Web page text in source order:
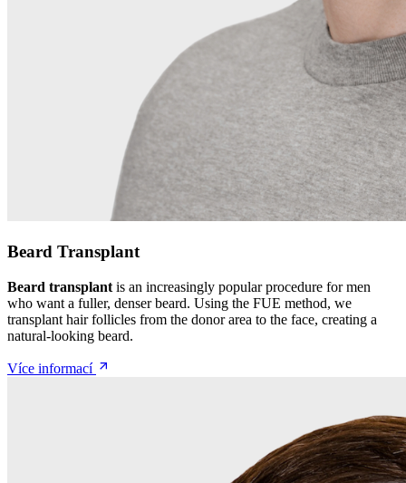
Beard Transplant
Beard transplant is an increasingly popular procedure for men
who want a fuller, denser beard. Using the FUE method, we
transplant hair follicles from the donor area to the face, creating a
natural-looking beard.
Více informací